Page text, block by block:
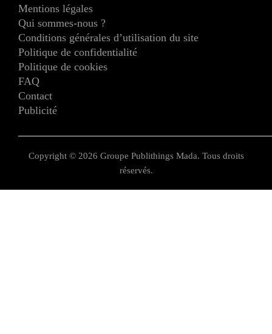
Mentions légales
Qui sommes-nous ?
Conditions générales d’utilisation du site
Politique de confidentialité
Politique de cookies
FAQ
Contact
Publicité
Copyright © 2026 Groupe Publithings Mada. Tous droits
réservés.